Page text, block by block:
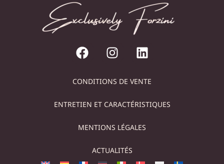
CONDITIONS DE VENTE
ENTRETIEN ET CARACTÉRISTIQUES
MENTIONS LÉGALES
ACTUALITÉS